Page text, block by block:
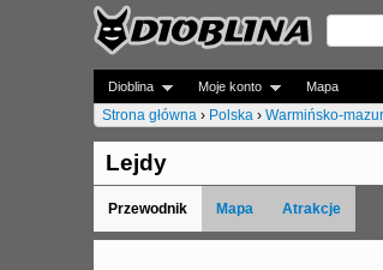
Dioblina Moje konto Mapa
J
e
s
Strona główna › Polska › Warmińsko-
Lejdy
Przewodnik Mapa Atrakcje